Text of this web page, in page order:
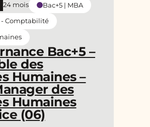
Bac+5 –
des
Humaines –
des
Humaines
(06)
24 mois
Bac+5 | MBA
Comptabilité